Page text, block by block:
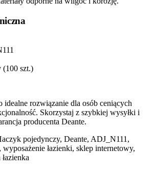
(100 szt.)
rozwiązanie dla osób ceniących
Skorzystaj z szybkiej wysyłki i
producenta Deante.
pojedynczy, Deante, ADJ_N111,
wyposażenie łazienki, sklep internetowy,